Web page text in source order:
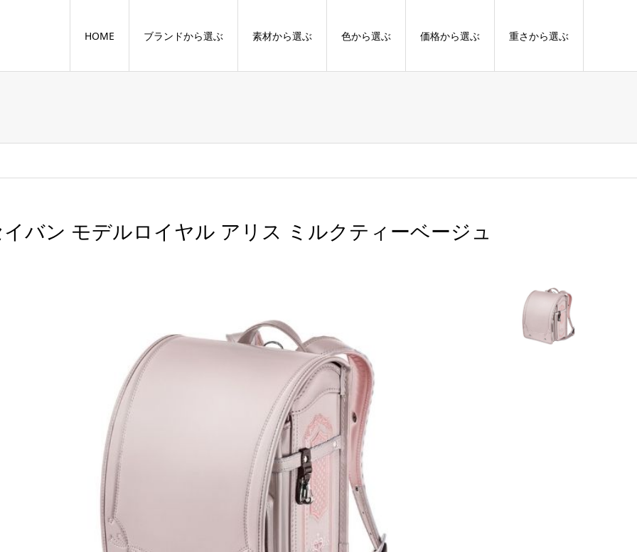
HOME ブランドから選ぶ 素材から選ぶ 色から選ぶ 価格から選ぶ 重さから選ぶ
バン モデルロイヤル アリス ミルクティーベージュ